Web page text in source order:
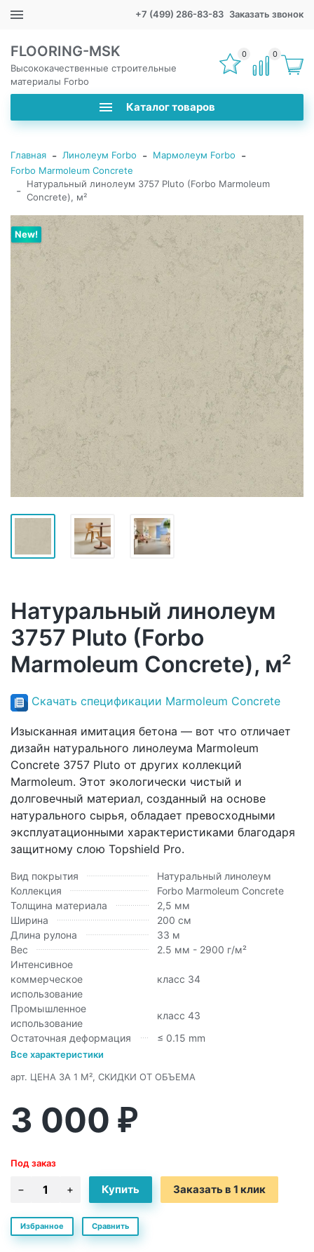
+7 (499) 286-83-83 Заказать звонок
FLOORING-MSK
Высококачественные строительные
материалы Forbo
Каталог товаров
0 0
Главная - Линолеум Forbo - Мармолеум Forbo -
Forbo Marmoleum Concrete
-
Натуральный линолеум 3757 Pluto (Forbo Marmoleum
Concrete), м²
New!
Натуральный линолеум
3757 Pluto (Forbo
Marmoleum Concrete), м²
Скачать спецификации Marmoleum Concrete
Изысканная имитация бетона — вот что отличает
дизайн натурального линолеума Marmoleum
Concrete 3757 Pluto от других коллекций
Marmoleum. Этот экологически чистый и
долговечный материал, созданный на основе
натурального сырья, обладает превосходными
эксплуатационными характеристиками благодаря
защитному слою Topshield Pro.
Вид покрытия
Натуральный линолеум
Коллекция
Forbo Marmoleum Concrete
Толщина материала
2,5 мм
Ширина
200 см
Длина рулона
33 м
Вес
2.5 мм - 2900 г/м²
Интенсивное
коммерческое
использование
класс 34
Промышленное
использование
класс 43
Остаточная деформация
≤ 0.15 mm
Все характеристики
арт. ЦЕНА ЗА 1 М², СКИДКИ ОТ ОБЪЕМА
3 000 ₽
Под заказ
Заказать в 1 клик
Избранное Сравнить